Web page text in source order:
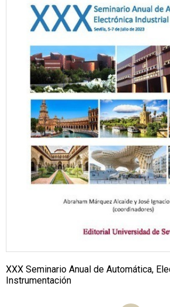
XXX Seminario Anual de Automática,
Instrumentación